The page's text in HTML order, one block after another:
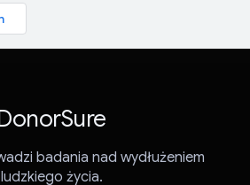
badania nad wydłużeniem
ludzkiego życia.